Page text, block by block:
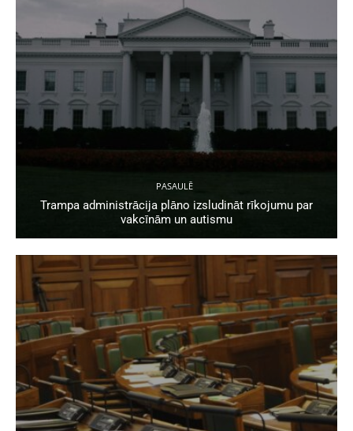
PASAULĒ
Trampa administrācija plāno izsludināt rīkojumu par
vakcīnām un autismu